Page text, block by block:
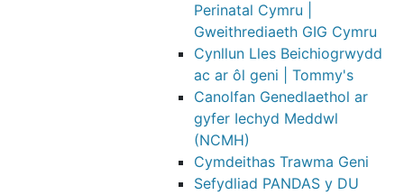
Perinatal Cymru |
Gweithrediaeth GIG Cymru
Cynllun Lles Beichiogrwydd
ac ar ôl geni | Tommy's
Canolfan Genedlaethol ar
gyfer Iechyd Meddwl
(NCMH)
Cymdeithas Trawma Geni
Sefydliad PANDAS y DU